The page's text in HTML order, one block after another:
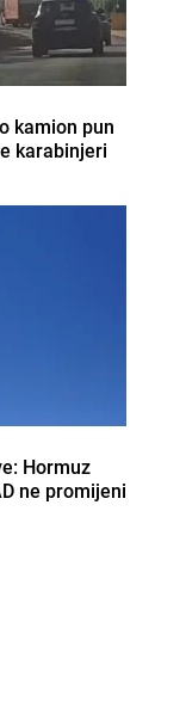
kamion pun
karabinjeri
Hormuz
ne promijeni